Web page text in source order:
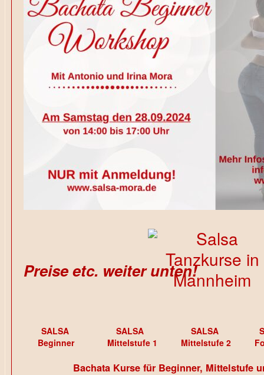
Preise etc. weiter unten!
SALSA
Beginner
SALSA
Mittelstufe 1
SALSA
Mittelstufe 2
Bachata Kurse für Beginner, Mittelstufe